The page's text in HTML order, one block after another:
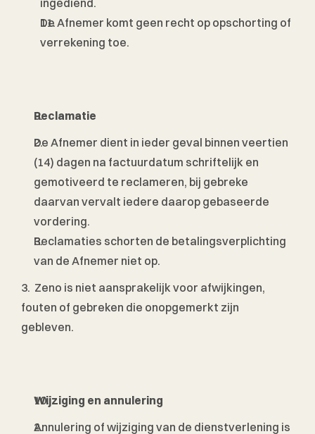
ingediend.
De Afnemer komt geen recht op opschorting of
verrekening toe.
Reclamatie
De Afnemer dient in ieder geval binnen veertien
(14) dagen na factuurdatum schriftelijk en
gemotiveerd te reclameren, bij gebreke
daarvan vervalt iedere daarop gebaseerde
vordering.
Reclamaties schorten de betalingsverplichting
van de Afnemer niet op.
3.  Zeno is niet aansprakelijk voor afwijkingen,
fouten of gebreken die onopgemerkt zijn
gebleven.
Wijziging en annulering
Annulering of wijziging van de dienstverlening is